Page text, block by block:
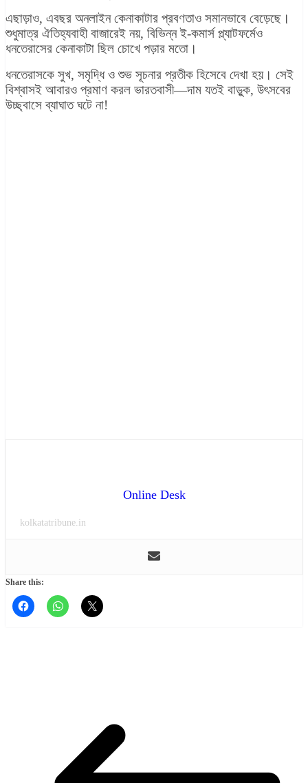
এছাড়াও, এবছর অনলাইন কেনাকাটার প্রবণতাও সমানভাবে বেড়েছে।
শুধুমাত্র ঐতিহ্যবাহী বাজারেই নয়, বিভিন্ন ই-কমার্স প্ল্যাটফর্মেও
ধনতেরাসের কেনাকাটা ছিল চোখে পড়ার মতো।
ধনতেরাসকে সুখ, সমৃদ্ধি ও শুভ সূচনার প্রতীক হিসেবে দেখা হয়। সেই
বিশ্বাসই আবারও প্রমাণ করল ভারতবাসী—দাম যতই বাড়ুক, উৎসবের
উচ্ছ্বাসে ব্যাঘাত ঘটে না!
Online Desk
kolkatatribune.in
Share this: